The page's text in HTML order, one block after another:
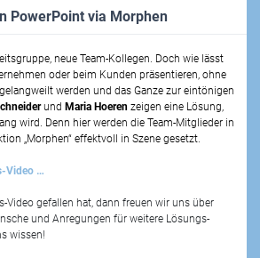
PowerPoint via Morphen
neue Team-Kollegen. Doch wie lässt
oder beim Kunden präsentieren, ohne
werden und das Ganze zur eintönigen
und Maria Hoeren zeigen eine Lösung,
wird. Denn hier werden die Team-Mitglieder in
„Morphen“ effektvoll in Szene gesetzt.
Video …
Video gefallen hat, dann freuen wir uns über
und Anregungen für weitere Lösungs-
wissen!